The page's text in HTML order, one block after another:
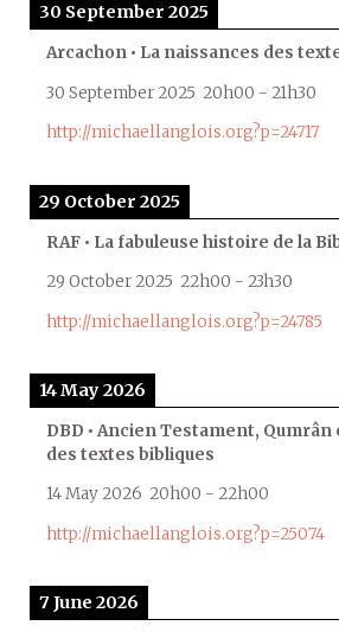
30 September 2025
Arcachon • La naissances des
30 September 2025 20h00 - 21h30
http://michaellanglois.org?p=24717
29 October 2025
RAF • La fabuleuse histoire de la
29 October 2025 22h00 - 23h30
http://michaellanglois.org?p=24785
14 May 2026
DBD • Ancien Testament,
des textes bibliques
14 May 2026 20h00 - 22h00
http://michaellanglois.org?p=25074
7 June 2026